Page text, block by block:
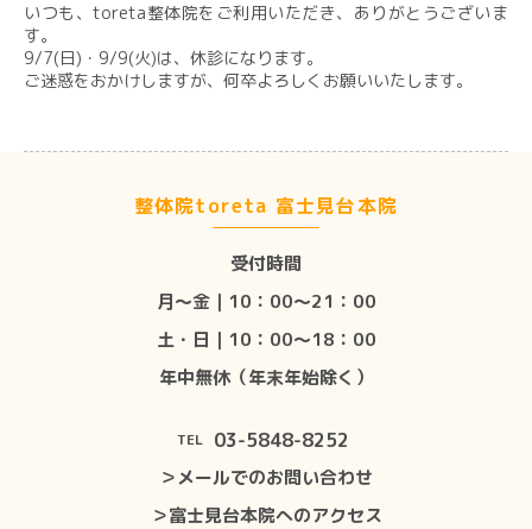
いつも、toreta整体院をご利用いただき、ありがとうございま
す。
9/7(日)・9/9(火)は、休診になります。
ご迷惑をおかけしますが、何卒よろしくお願いいたします。
整体院toreta 富士見台本院
受付時間
月〜金｜10：00〜21：00
土・日｜10：00〜18：00
年中無休（年末年始除く）
TEL 03-5848-8252
＞メールでのお問い合わせ
＞富士見台本院へのアクセス